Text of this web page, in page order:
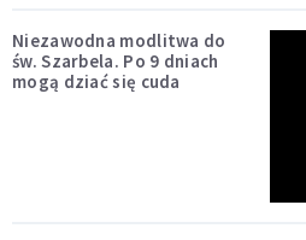
Niezawodna modlitwa do
św. Szarbela. Po 9 dniach
mogą dziać się cuda